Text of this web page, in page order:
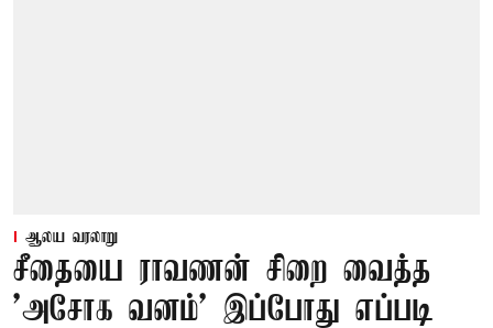
ஆலய வரலாறு
சீதையை ராவணன் சிறை வைத்த
'அசோக வனம்' இப்போது எப்படி